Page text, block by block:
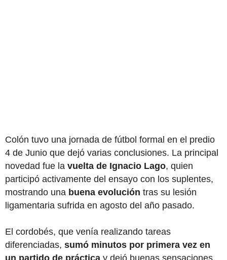
Colón tuvo una jornada de fútbol formal en el predio
4 de Junio que dejó varias conclusiones. La principal
novedad fue la vuelta de Ignacio Lago, quien
participó activamente del ensayo con los suplentes,
mostrando una buena evolución tras su lesión
ligamentaria sufrida en agosto del año pasado.
El cordobés, que venía realizando tareas
diferenciadas, sumó minutos por primera vez en
un partido de práctica y dejó buenas sensaciones.